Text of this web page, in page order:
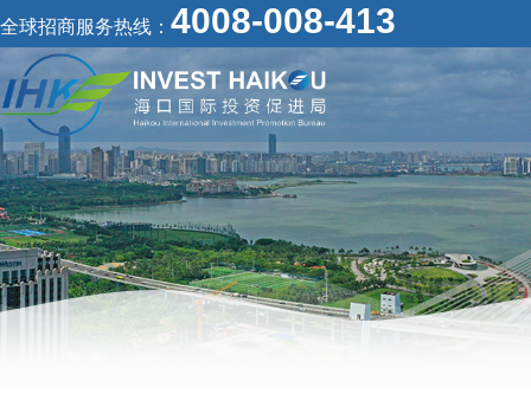
全球招商服务热线： 4008-008-413